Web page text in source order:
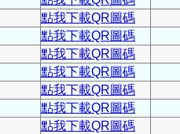
點我下載QR圖碼
點我下載QR圖碼
點我下載QR圖碼
點我下載QR圖碼
點我下載QR圖碼
點我下載QR圖碼
點我下載QR圖碼